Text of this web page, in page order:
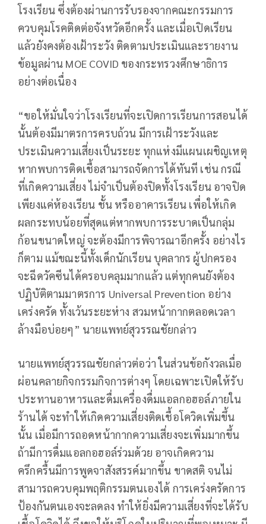
โรงเรียน ซึ่งต้องผ่านการรับรองจากคณะกรรมการ
ควบคุมโรคติดต่อจังหวัดอีกครั้ง และเมื่อเปิดเรียน
แล้วยังคงต้องเฝ้าระวัง ติดตามประเมินและรายงาน
ข้อมูลผ่าน MOE COVID ของกระทรวงศึกษาธิการ
อย่างต่อเนื่อง
“ขอให้มั่นใจว่าโรงเรียนที่จะเปิดการเรียนการสอนได้
นั้นต้องมีมาตรการครบถ้วน มีการเฝ้าระวังและ
ประเมินความเสี่ยงเป็นระยะ ทุกแห่งมีแผนเผชิญเหตุ
หากพบการติดเชื้อสามารถจัดการได้ทันที เช่น กรณี
ที่เกิดความเสี่ยง ไม่จำเป็นต้องปิดทั้งโรงเรียน อาจปิด
เพียงแค่ห้องเรียน ชั้น หรืออาคารเรียน เพื่อให้เกิด
ผลกระทบน้อยที่สุดแต่หากพบการระบาดเป็นกลุ่ม
ก้อนขนาดใหญ่ จะต้องมีการพิจารณาอีกครั้ง อย่างไร
ก็ตาม แม้ขณะนี้ทั้งเด็กนักเรียน บุคลากร ผู้ปกครอง
จะฉีดวัคซีนได้ครอบคลุมมากแล้ว แต่ทุกคนยังต้อง
ปฏิบัติตามมาตรการ Universal Prevention อย่าง
เคร่งครัด ทั้งเว้นระยะห่าง สวมหน้ากากตลอดเวลา
ล้างมือบ่อยๆ” นายแพทย์สุวรรณชัยกล่าว
นายแพทย์สุวรรณชัยกล่าวต่อว่า ในส่วนข้อกังวลเมื่อ
ผ่อนคลายกิจกรรมกิจการต่างๆ โดยเฉพาะเปิดให้รับ
ประทานอาหารและดื่มเครื่องดื่มแอลกอฮอล์ภายใน
ร้านได้ จะทำให้เกิดความเสี่ยงติดเชื้อโควิดเพิ่มขึ้น
นั้น เมื่อมีการถอดหน้ากากความเสี่ยงจะเพิ่มมากขึ้น
ถ้ามีการดื่มแอลกอฮอล์ร่วมด้วย อาจเกิดความ
ครึกครื้นมีการพูดจาสังสรรค์มากขึ้น ขาดสติ จนไม่
สามารถควบคุมพฤติกรรมตนเองได้ การเคร่งครัดการ
ป้องกันตนเองจะลดลง ทำให้ยิ่งมีความเสี่ยงที่จะได้รับ